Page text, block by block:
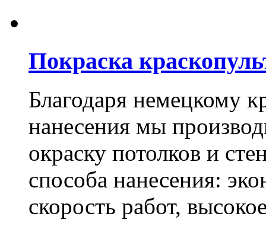
Покраска
Благодаря немецкому
нанесения мы
окраску потолков и
способа нанесения:
скорость работ,